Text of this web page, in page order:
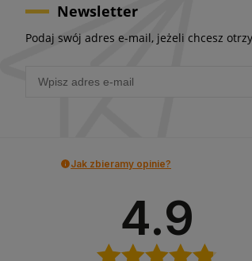
Newsletter
Podaj swój adres e-mail, jeżeli chcesz
Jak zbieramy opinie?
4.9
Elżbieta
zweryfikowano